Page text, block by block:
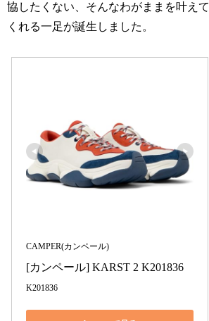
協したくない、そんなわがままを叶えて
くれる一足が誕生しました。
CAMPER(カンペール)
[カンペール] KARST 2 K201836
K201836